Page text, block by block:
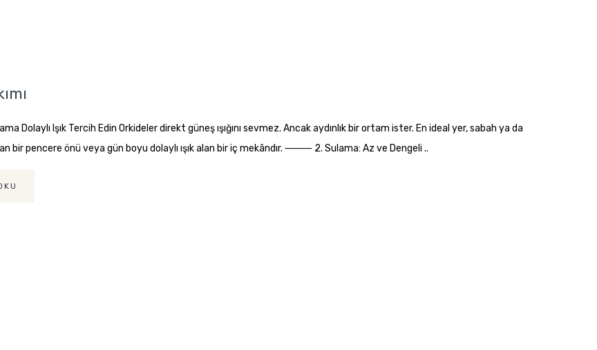
ama Dolaylı Işık Tercih Edin Orkideler direkt güneş ışığını sevmez. Ancak aydınlık bir ortam ister. En ideal yer, sabah ya da
bir pencere önü veya gün boyu dolaylı ışık alan bir iç mekândır. ⸻ 2. Sulama: Az ve Dengeli ..